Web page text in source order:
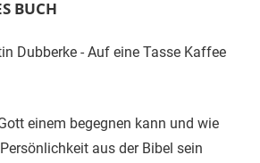
BUCH
einem begegnen kann und wie
aus der Bibel sein